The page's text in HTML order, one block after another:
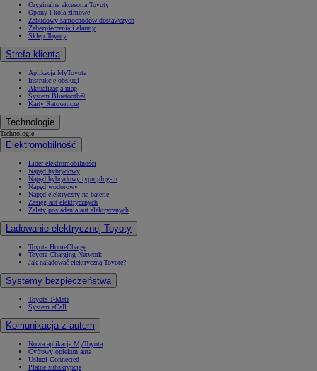
Oryginalne akcesoria Toyoty
Opony i koła zimowe
Zabudowy samochodów dostawczych
Zabezpieczenia i alarmy
Sklep Toyoty
Strefa klienta
Aplikacja MyToyota
Instrukcje obsługi
Aktualizacja map
System Bluetooth®
Karty Ratownicze
Technologie
Technologie
Elektromobilność
Lider elektromobilności
Napęd hybrydowy
Napęd hybrydowy typu plug-in
Napęd wodorowy
Napęd elektryczny na baterię
Zasięg aut elektrycznych
Zalety posiadania aut elektrycznych
Ładowanie elektrycznej Toyoty
Toyota HomeCharge
Toyota Charging Network
Jak naładować elektryczną Toyotę?
Systemy bezpieczeństwa
Toyota T-Mate
System eCall
Komunikacja z autem
Nowa aplikacja MyToyota
Cyfrowy opiekun auta
Usługi Connected
Płatne subskrypcje